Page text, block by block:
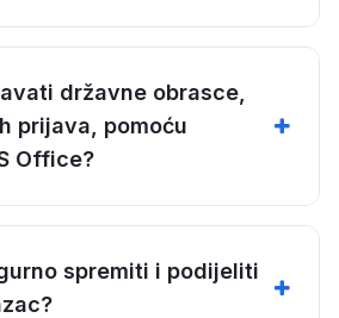
državne obrasce,
prijava, pomoću
Office?
spremiti i podijeliti